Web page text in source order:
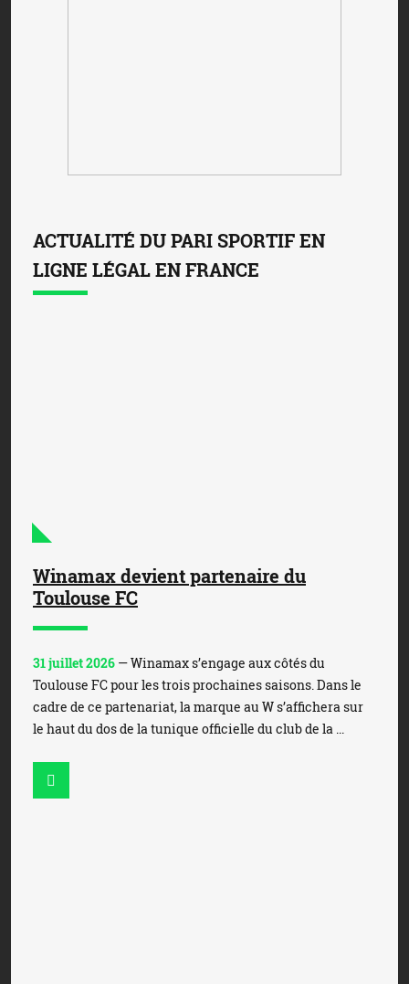
ACTUALITÉ DU PARI SPORTIF EN
LIGNE LÉGAL EN FRANCE
Winamax devient partenaire du
Toulouse FC
31 juillet 2026 — Winamax s’engage aux côtés du
Toulouse FC pour les trois prochaines saisons. Dans le
cadre de ce partenariat, la marque au W s’affichera sur
le haut du dos de la tunique officielle du club de la ...